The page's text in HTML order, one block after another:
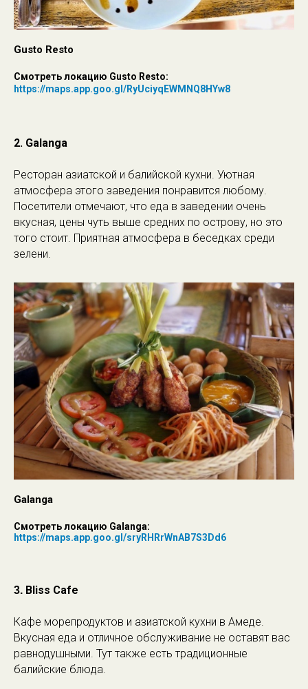
Gusto Resto
Смотреть локацию Gusto Resto:
https://maps.app.goo.gl/RyUciyqEWMNQ8HYw8
2. Galanga
Ресторан азиатской и балийской кухни. Уютная
атмосфера этого заведения понравится любому.
Посетители отмечают, что еда в заведении очень
вкусная, цены чуть выше средних по острову, но это
того стоит. Приятная атмосфера в беседках среди
зелени.
Galanga
Смотреть локацию Galanga:
https://maps.app.goo.gl/sryRHRrWnAB7S3Dd6
3. Bliss Cafe
Кафе морепродуктов и азиатской кухни в Амеде.
Вкусная еда и отличное обслуживание не оставят вас
равнодушными. Тут также есть традиционные
балийские блюда.